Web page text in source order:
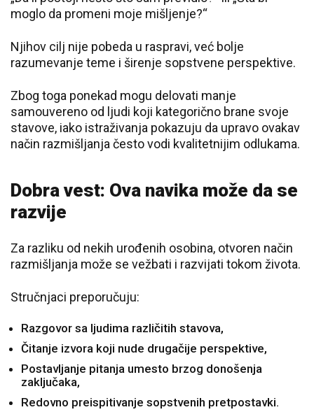
moglo da promeni moje mišljenje?“
Njihov cilj nije pobeda u raspravi, već bolje
razumevanje teme i širenje sopstvene perspektive.
Zbog toga ponekad mogu delovati manje
samouvereno od ljudi koji kategorično brane svoje
stavove, iako istraživanja pokazuju da upravo ovakav
način razmišljanja često vodi kvalitetnijim odlukama.
Dobra vest: Ova navika može da se
razvije
Za razliku od nekih urođenih osobina, otvoren način
razmišljanja može se vežbati i razvijati tokom života.
Stručnjaci preporučuju:
Razgovor sa ljudima različitih stavova,
Čitanje izvora koji nude drugačije perspektive,
Postavljanje pitanja umesto brzog donošenja
zaključaka,
Redovno preispitivanje sopstvenih pretpostavki.